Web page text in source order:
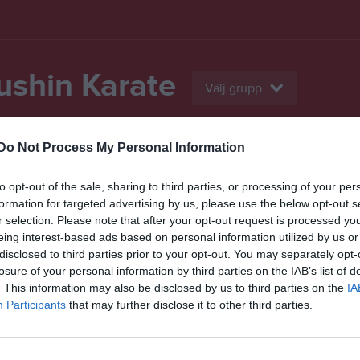
Do Not Process My Personal Information
opt-out of the sale, sharing to third parties, or processing of your
for targeted advertising by us, please use the below opt-out
selection. Please note that after your opt-out request is processed
interest-based ads based on personal information utilized by us
to third parties prior to your opt-out. You may separately
of your personal information by third parties on the IAB’s list of
This information may also be disclosed by us to third parties on the
Participants that may further disclose it to other third parties.
Karate Välj grupp
Bli medlem Bilder Video
av Osu
Osu när vi tränar men vad betyder det?
av orden:
betyder pressa, kämpa